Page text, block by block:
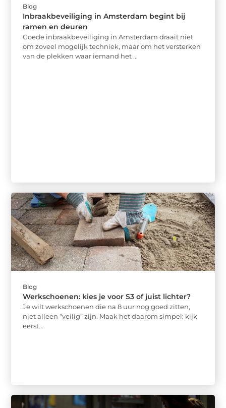
Blog
Inbraakbeveiliging in Amsterdam begint bij
ramen en deuren
Goede inbraakbeveiliging in Amsterdam draait niet
om zoveel mogelijk techniek, maar om het versterken
van de plekken waar iemand het ...
Blog
Werkschoenen: kies je voor S3 of juist lichter?
Je wilt werkschoenen die na 8 uur nog goed zitten,
niet alleen “veilig” zijn. Maak het daarom simpel: kijk
eerst ...